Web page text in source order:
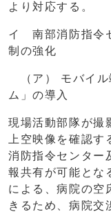
より対応する。
イ 南部消防指令
制の強化
（ア） モバイル
ム」の導入
現場活動部隊が撮
上空映像を確認
消防指令センター
報共有が可能とな
による、病院の空
きるため、病院交